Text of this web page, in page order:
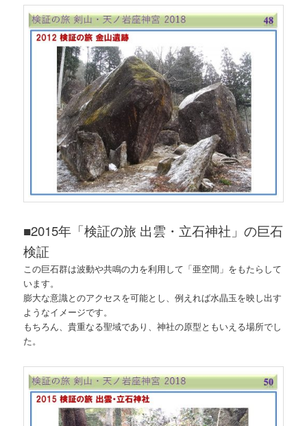
■2015年「検証の旅 出雲・立石神社」の巨石
検証
この巨石群は波動や共鳴の力を利用して「亜空間」をもたらして
います。
膨大な意識とのアクセスを可能とし、例えれば水晶玉を映し出す
ようなイメージです。
もちろん、貴重なる聖域であり、神社の原型ともいえる場所でし
た。